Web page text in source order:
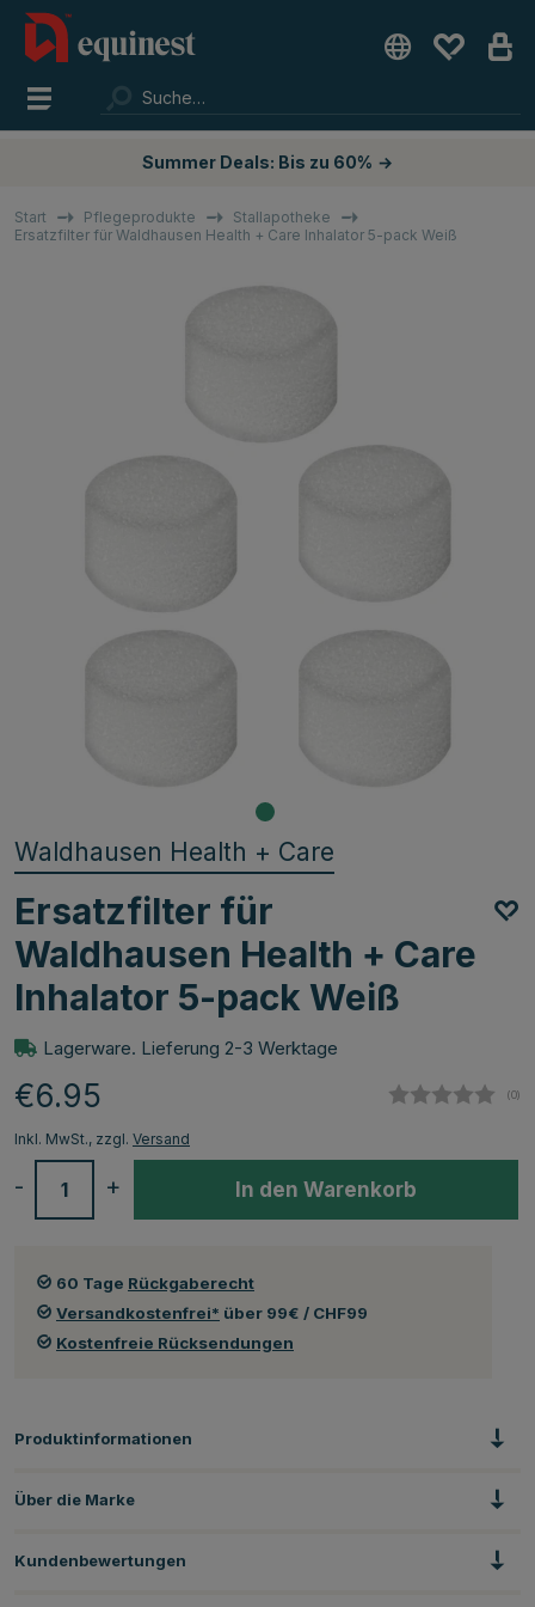
Summer Deals: Bis zu 60% →
Start Pflegeprodukte
Stallapotheke
Ersatzfilter für Waldhausen Health + Care Inhalator 5-pack Weiß
Waldhausen Health + Care
Ersatzfilter für
Waldhausen Health + Care
Inhalator 5-pack Weiß
Lagerware. Lieferung 2-3 Werktage
€6.95 (0)
Inkl. MwSt., zzgl. Versand
+
- In den Warenkorb
60 Tage Rückgaberecht
Versandkostenfrei* über 99€ / CHF99
Kostenfreie Rücksendungen
Produktinformationen
Über die Marke
Kundenbewertungen